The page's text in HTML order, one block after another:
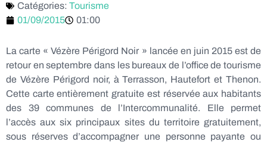
Catégories: Tourisme
01/09/2015
01:00
La carte « Vézère Périgord Noir » lancée en juin 2015 est de
retour en septembre dans les bureaux de l’office de tourisme
de Vézère Périgord noir, à Terrasson, Hautefort et Thenon.
Cette carte entièrement gratuite est réservée aux habitants
des 39 communes de l’Intercommunalité. Elle permet
l’accès aux six principaux sites du territoire gratuitement,
sous réserves d’accompagner une personne payante ou